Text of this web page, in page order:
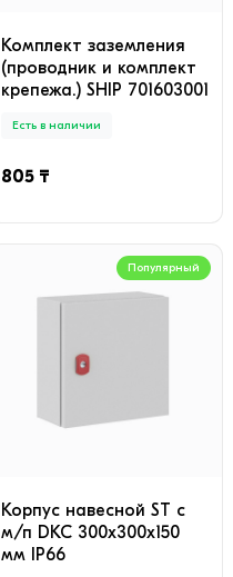
Комплект заземления
(проводник и комплект
крепежа.) SHIP 701603001
Есть в наличии
805 ₸
Популярный
Корпус навесной ST c
м/п DKC 300x300х150
мм IP66